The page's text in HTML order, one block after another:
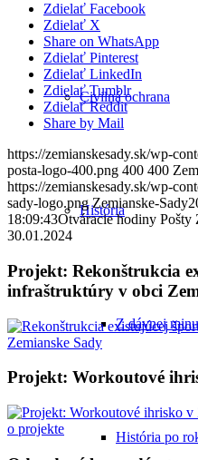
Civilná ochrana
História
Z dávnej
História po
Zdielať Facebook
Zdielať X
Share on WhatsApp
Zdielať Pinterest
Zdielať LinkedIn
Zdielať Tumblr
Zdielať Reddit
Share by Mail
https://zemianskesady.sk/wp-
posta-logo-400.png 400 400
https://zemianskesady.sk/wp-
sady-logo.png Zemianske-Sady
18:09:43Otváracie hodiny Pošty
30.01.2024
Projekt: Rekonštrukcia
infraštruktúry v obci
Projekt: Workoutové